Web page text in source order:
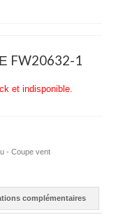
FW20632-1
et indisponible.
- Coupe vent
complémentaires